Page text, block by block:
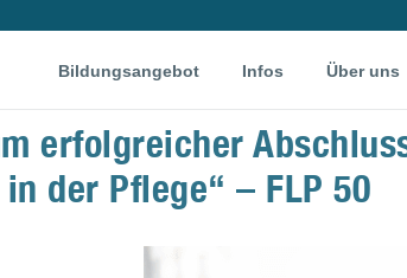
Bildungsangebot Infos Über uns
erfolgreicher
der Pflege“ – FLP 50